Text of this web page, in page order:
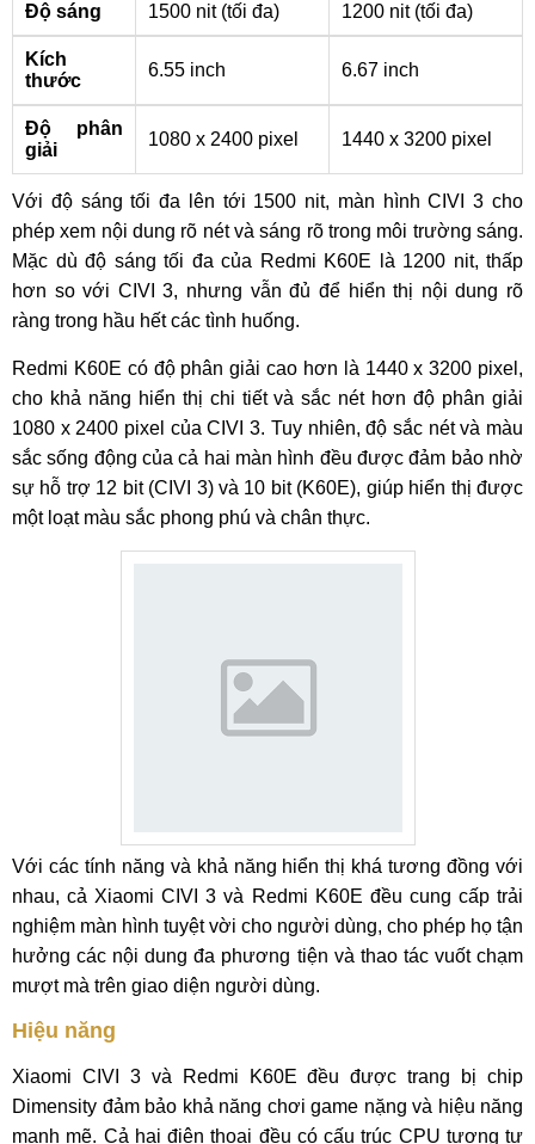
Độ sáng 1500 nit (tối đa) 1200 nit (tối đa)
Kích
thước
6.55 inch 6.67 inch
Độ phân
giải
1080 x 2400 pixel 1440 x 3200 pixel
Với độ sáng tối đa lên tới 1500 nit, màn hình CIVI 3 cho
phép xem nội dung rõ nét và sáng rõ trong môi trường sáng.
Mặc dù độ sáng tối đa của Redmi K60E là 1200 nit, thấp
hơn so với CIVI 3, nhưng vẫn đủ để hiển thị nội dung rõ
ràng trong hầu hết các tình huống.
Redmi K60E có độ phân giải cao hơn là 1440 x 3200 pixel,
cho khả năng hiển thị chi tiết và sắc nét hơn độ phân giải
1080 x 2400 pixel của CIVI 3. Tuy nhiên, độ sắc nét và màu
sắc sống động của cả hai màn hình đều được đảm bảo nhờ
sự hỗ trợ 12 bit (CIVI 3) và 10 bit (K60E), giúp hiển thị được
một loạt màu sắc phong phú và chân thực.
Với các tính năng và khả năng hiển thị khá tương đồng với
nhau, cả Xiaomi CIVI 3 và Redmi K60E đều cung cấp trải
nghiệm màn hình tuyệt vời cho người dùng, cho phép họ tận
hưởng các nội dung đa phương tiện và thao tác vuốt chạm
mượt mà trên giao diện người dùng.
Hiệu năng
Xiaomi CIVI 3 và Redmi K60E đều được trang bị chip
Dimensity đảm bảo khả năng chơi game nặng và hiệu năng
mạnh mẽ. Cả hai điện thoại đều có cấu trúc CPU tương tự